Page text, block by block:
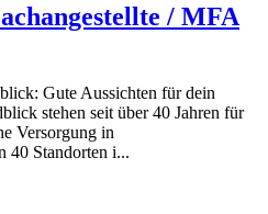
/ MFA
Gute Aussichten für dein
stehen seit über 40 Jahren für
Versorgung in
40 Standorten i...